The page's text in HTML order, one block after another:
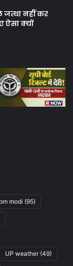
जत्था नहीं कर
ऐसा क्यों
pm modi (95)
UP weather(49)